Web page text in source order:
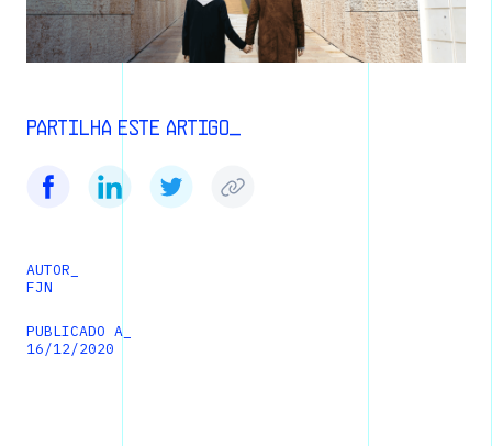
Partilha este artigo_
AUTOR_
FJN
PUBLICADO A_
16/12/2020